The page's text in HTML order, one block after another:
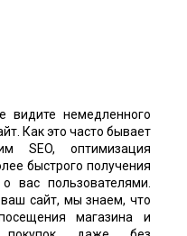
видите немедленного
Как это часто бывает
SEO, оптимизация
быстрого получения
вас пользователями.
сайт, мы знаем, что
магазина и